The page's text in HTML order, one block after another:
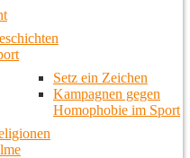
Setz ein Zeichen
Kampagnen gegen
Homophobie im Sport